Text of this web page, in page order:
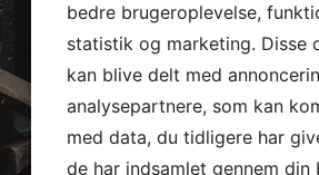
bedre brugeroplevelse,
statistik og marketing. Disse
kan blive delt med
analysepartnere, som kan
med data, du tidligere har
de har indsamlet gennem din